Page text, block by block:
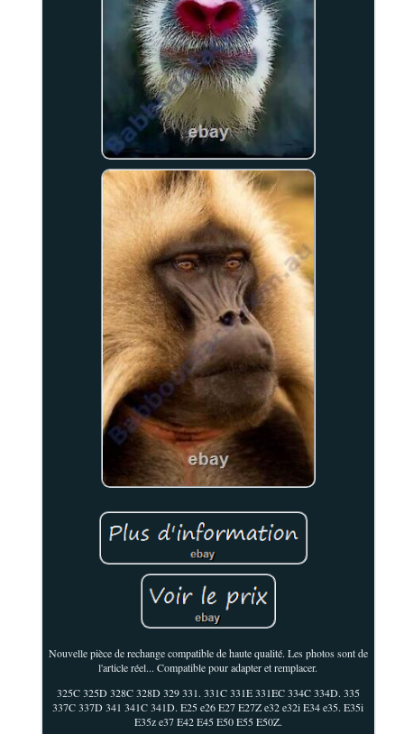
Nouvelle pièce de rechange compatible de haute qualité. Les photos sont de
l'article réel... Compatible pour adapter et remplacer.
325C 325D 328C 328D 329 331. 331C 331E 331EC 334C 334D. 335
337C 337D 341 341C 341D. E25 e26 E27 E27Z e32 e32i E34 e35. E35i
E35z e37 E42 E45 E50 E55 E50Z.